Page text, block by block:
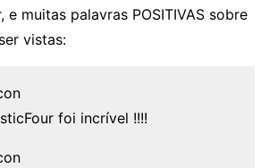
e muitas palavras POSITIVAS sobre
vistas:
foi incrível !!!!